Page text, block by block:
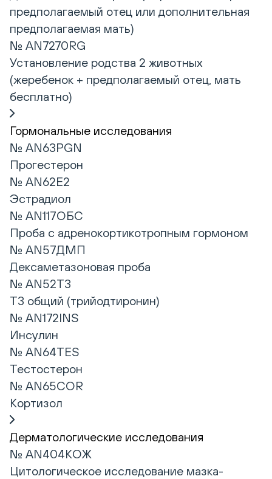
предполагаемый отец или дополнительная
предполагаемая мать)
№ AN7270RG
Установление родства 2 животных
(жеребенок + предполагаемый отец, мать
бесплатно)
Гормональные исследования
№ AN63PGN
Прогестерон
№ AN62E2
Эстрадиол
№ AN117ОБС
Проба с адренокортикотропным гормоном
№ AN57ДМП
Дексаметазоновая проба
№ AN52T3
Т3 общий (трийодтиронин)
№ AN172INS
Инсулин
№ AN64TES
Тестостерон
№ AN65COR
Кортизол
Дерматологические исследования
№ AN404КОЖ
Цитологическое исследование мазка-